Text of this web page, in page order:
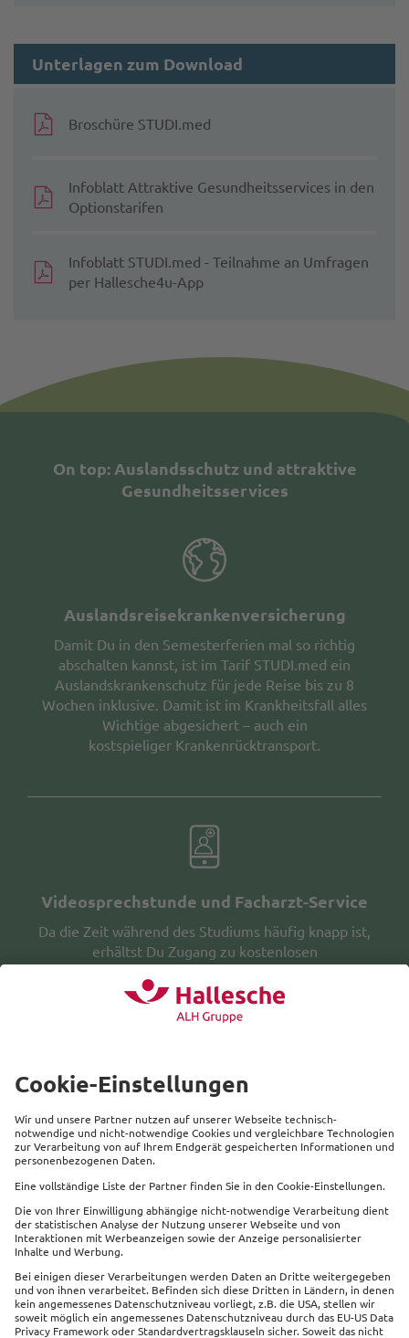
Unterlagen zum Download
Broschüre STUDI.med
Infoblatt Attraktive Gesundheitsservices in den
Optionstarifen
Infoblatt STUDI.med - Teilnahme an Umfragen
per Hallesche4u-App
On top: Auslandsschutz und attraktive
Gesundheitsservices
Auslandsreisekrankenversicherung
Damit Du in den Semesterferien mal so richtig
abschalten kannst, ist im Tarif STUDI.med ein
Auslandskrankenschutz für jede Reise bis zu 8
Wochen inklusive. Damit ist im Krankheitsfall alles
Wichtige abgesichert – auch ein
kostspieliger Krankenrücktransport.
Videosprechstunde und Facharzt-Service
Da die Zeit während des Studiums häufig knapp ist,
erhältst Du Zugang zu kostenlosen
Videosprechstunde von Deinem Schreibtisch aus
wahrnehmen und bei Bedarf vereinbaren wir für Dich
Beliebte Produkte
Service
Links